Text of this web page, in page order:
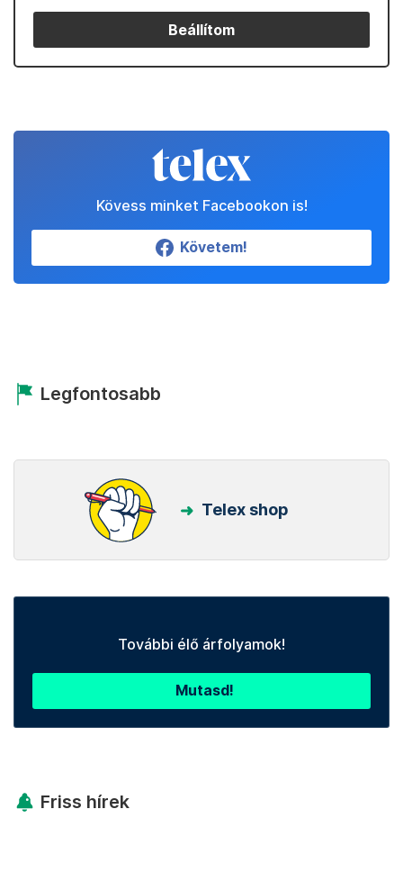
Beállítom
Kövess minket Facebookon is!
Követem!
Legfontosabb
Telex shop
További élő árfolyamok!
Mutasd!
Friss hírek